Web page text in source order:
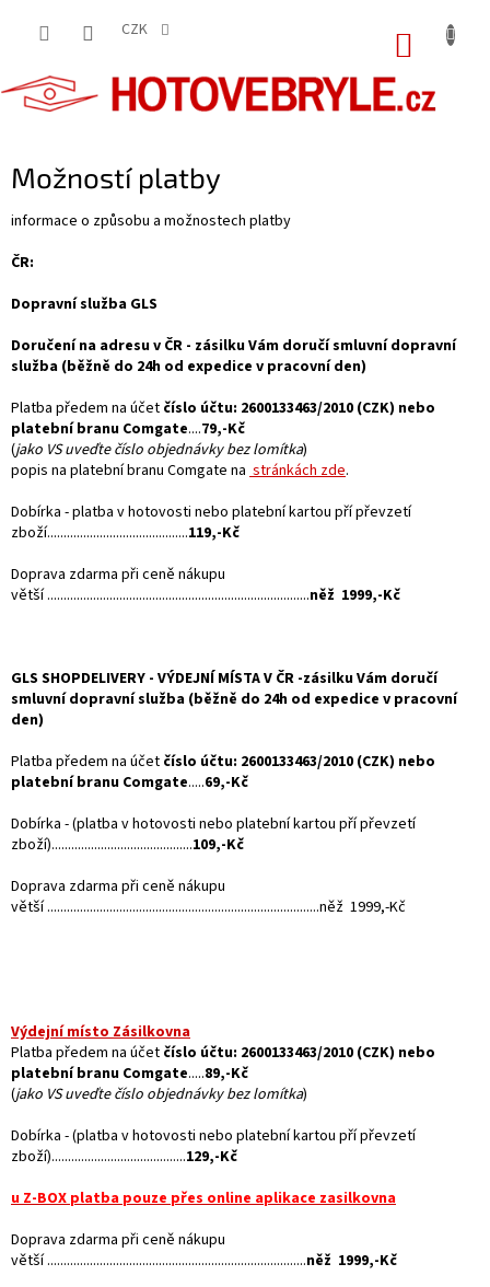
CZK
Možností platby
informace o způsobu a možnostech platby
ČR:
Dopravní služba GLS
Doručení na adresu v ČR - zásilku Vám doručí smluvní dopravní
služba (běžně do 24h od expedice v pracovní den)
Platba předem na účet číslo účtu: 2600133463/2010 (CZK) nebo
platební branu Comgate....79,-Kč
(jako VS uveďte číslo objednávky bez lomítka)
popis na platební branu Comgate na stránkách zde.
Dobírka - platba v hotovosti nebo platební kartou pří převzetí
zboží...........................................119,-Kč
Doprava zdarma při ceně nákupu
větší ................................................................................něž 1999,-Kč
GLS SHOPDELIVERY - VÝDEJNÍ MÍSTA V ČR -zásilku Vám doručí
smluvní dopravní služba (běžně do 24h od expedice v pracovní
den)
Platba předem na účet číslo účtu: 2600133463/2010 (CZK) nebo
platební branu Comgate.....69,-Kč
Dobírka - (platba v hotovosti nebo platební kartou pří převzetí
zboží)...........................................109,-Kč
Doprava zdarma při ceně nákupu
větší ...................................................................................něž 1999,-Kč
Výdejní místo Zásilkovna
Platba předem na účet číslo účtu: 2600133463/2010 (CZK) nebo
platební branu Comgate.....89,-Kč
(jako VS uveďte číslo objednávky bez lomítka)
Dobírka -(platba v hotovosti nebo platební kartou pří převzetí
zboží).........................................129,-Kč
u Z-BOX platba pouze přes online aplikace zasilkovna
Doprava zdarma při ceně nákupu
větší ...............................................................................něž 1999,-Kč